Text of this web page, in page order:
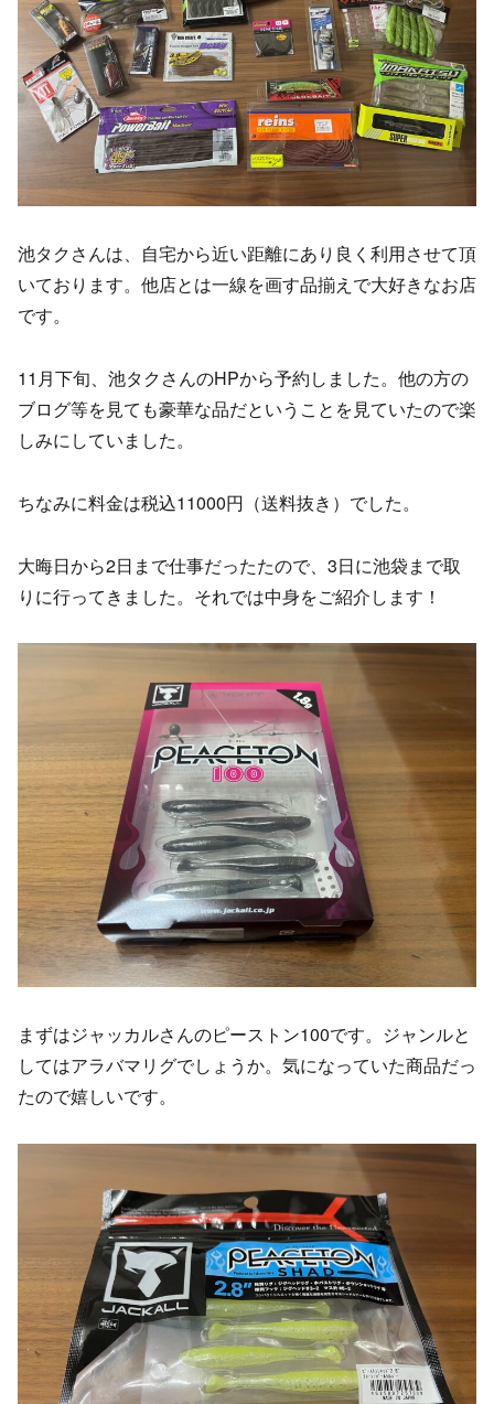
池タクさんは、自宅から近い距離にあり良く利用させて頂
いております。他店とは一線を画す品揃えで大好きなお店
です。
11月下旬、池タクさんのHPから予約しました。他の方の
ブログ等を見ても豪華な品だということを見ていたので楽
しみにしていました。
ちなみに料金は税込11000円（送料抜き）でした。
大晦日から2日まで仕事だったたので、3日に池袋まで取
りに行ってきました。それでは中身をご紹介します！
まずはジャッカルさんのピーストン100です。ジャンルと
してはアラバマリグでしょうか。気になっていた商品だっ
たので嬉しいです。